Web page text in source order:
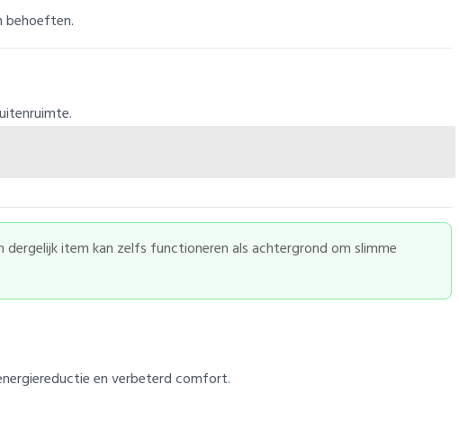
behoeften.
item kan zelfs functioneren als achtergrond om slimme
en verbeterd comfort.